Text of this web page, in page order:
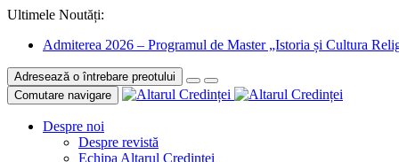
Ultimele Noutăți:
Admiterea 2026 – Programul de Master „Istoria și Cultura
Adresează o întrebare preotului
Comutare navigare
Despre noi
Despre revistă
Echipa Altarul Credinței